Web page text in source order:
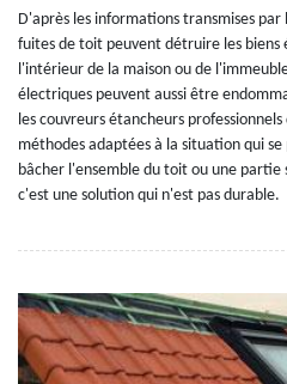
D'après les informations transmises par
fuites de toit peuvent détruire les biens
l'intérieur de la maison ou de
électriques peuvent aussi être
les couvreurs étancheurs
méthodes adaptées à la situation qui
bâcher l'ensemble du toit ou une
c'est une solution qui n'est pas durable.